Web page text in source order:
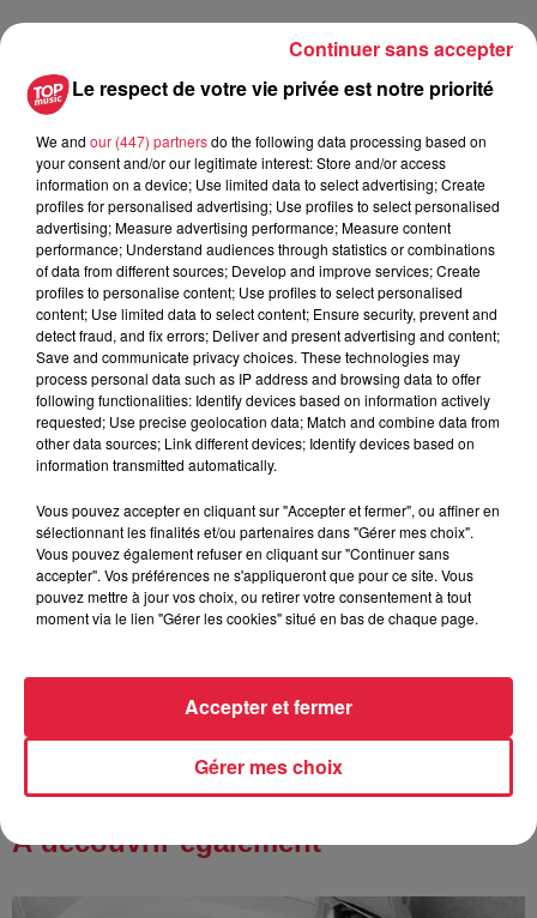
Publié : 16 juillet 2019 à 8h10 - Modifié : 10 mai 2021 à
10h52 Rédaction
A lire aussi
16h00
À Hoerdt, de l’eau brune sort des
robinets
15h54
Tags antisémites à Strasbourg :
Catherine Trautmann réagit
14h33
À découvrir également
Le respect de votre vie privée est notre priorité
We and our (447) partnersdo the following data processing based on
your consent and/or our legitimate interest: Store and/or access
information on a device; Use limited data to select advertising; Create
profiles for personalised advertising; Use profiles to select personalised
advertising; Measure advertising performance; Measure content
performance; Understand audiences through statistics or combinations
of data from different sources; Develop and improve services; Create
profiles to personalise content; Use profiles to select personalised
content; Use limited data to select content; Ensure security, prevent and
detect fraud, and fix errors; Deliver and present advertising and content;
Save and communicate privacy choices. These technologies may
process personal data such as IP address and browsing data to offer
following functionalities: Identify devices based on information actively
requested; Use precise geolocation data; Match and combine data from
other data sources; Link different devices; Identify devices based on
information transmitted automatically.
Vous pouvez accepter en cliquant sur "Accepter et fermer", ou affiner en
sélectionnant les finalités et/ou partenaires dans "Gérer mes choix".
Vous pouvez également refuser en cliquant sur "Continuer sans
accepter". Vos préférences ne s'appliqueront que pour ce site. Vous
pouvez mettre à jour vos choix, ou retirer votre consentement à tout
moment via le lien "Gérer les cookies" situé en bas de chaque page.
Gérer mes choix
Accepter et fermer
Continuer sans accepter